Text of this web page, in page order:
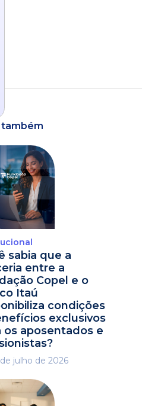
também
sabia que a
entre a
Copel e o
Itaú
condições
exclusivos
os aposentados e
julho de 2026